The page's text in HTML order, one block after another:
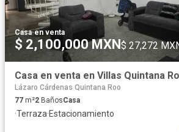
Casa·en venta
$ 2,100,000 MXN$ 27,272
Lázaro Cárdenas Quintana Roo
77 m²2 BañosCasa
·Terraza·Estacionamiento